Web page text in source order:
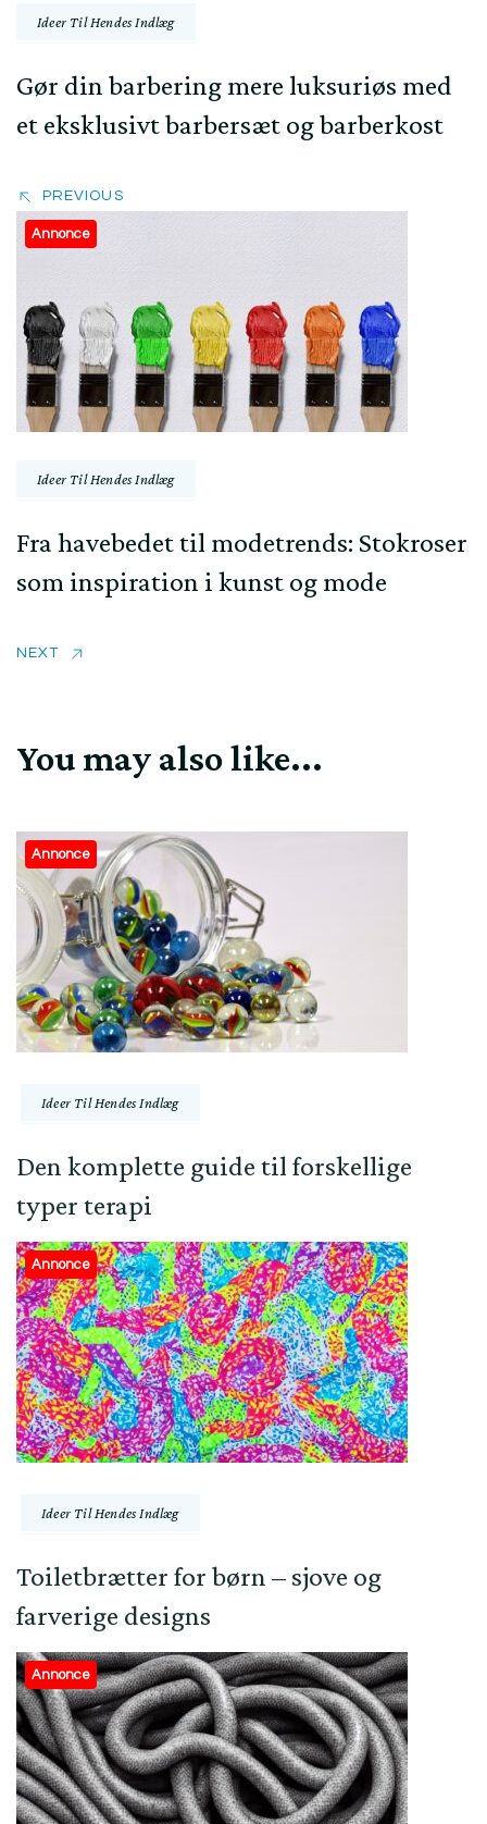
Ideer Til Hendes Indlæg
Gør din barbering mere luksuriøs med
et eksklusivt barbersæt og barberkost
PREVIOUS
Annonce
Ideer Til Hendes Indlæg
Fra havebedet til modetrends: Stokroser
som inspiration i kunst og mode
NEXT
You may also like...
Annonce
Ideer Til Hendes Indlæg
Den komplette guide til forskellige
typer terapi
Annonce
Ideer Til Hendes Indlæg
Toiletbrætter for børn – sjove og
farverige designs
Annonce